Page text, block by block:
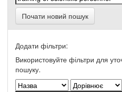
Почати новий пошук
Додати фільтри:
Використовуйте фільтри для
пошуку.